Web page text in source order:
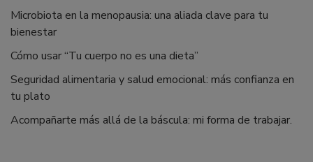
Microbiota en la menopausia: una aliada clave para tu
bienestar
Cómo usar “Tu cuerpo no es una dieta”
Seguridad alimentaria y salud emocional: más confianza en
tu plato
Acompañarte más allá de la báscula: mi forma de trabajar.